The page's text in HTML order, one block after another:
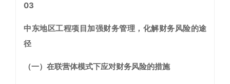
03
中东地区工程项目加强财务管理，化解财务风险的途
径
（一）在联营体模式下应对财务风险的措施